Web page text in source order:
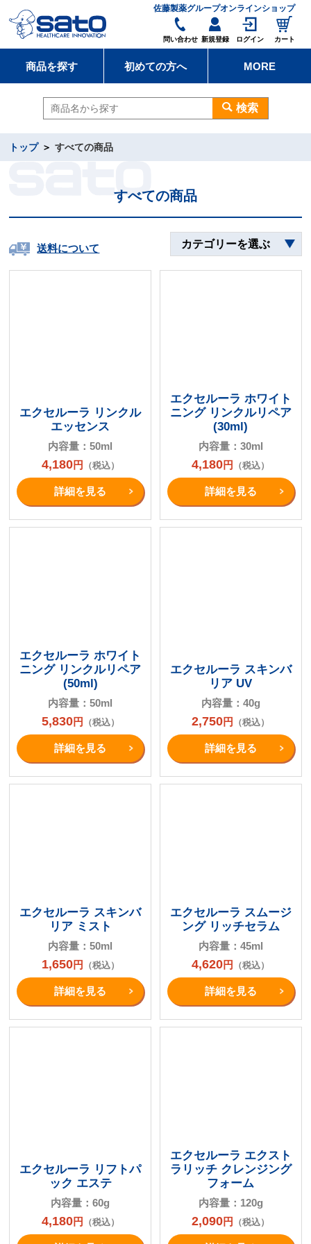
佐藤製薬グループオンラインショップ
問い合わせ 新規登録 ログイン カート
商品を探す 初めての方へ MORE
検索
トップ すべての商品
すべての商品
送料について カテゴリーを選ぶ
エクセルーラ リンクル
エッセンス
内容量：50ml
4,180円 （税込）
詳細を⾒る
エクセルーラ ホワイト
ニング リンクルリペア
(30ml)
内容量：30ml
4,180円 （税込）
詳細を⾒る
エクセルーラ ホワイト
ニング リンクルリペア
(50ml)
内容量：50ml
5,830円 （税込）
詳細を⾒る
エクセルーラ スキンバ
リア UV
内容量：40g
2,750円 （税込）
詳細を⾒る
エクセルーラ スキンバ
リア ミスト
内容量：50ml
1,650円 （税込）
詳細を⾒る
エクセルーラ スムージ
ング リッチセラム
内容量：45ml
4,620円 （税込）
詳細を⾒る
エクセルーラ リフトパ
ック エステ
内容量：60g
4,180円 （税込）
エクセルーラ エクスト
ラリッチ クレンジング
フォーム
内容量：120g
2,090円 （税込）